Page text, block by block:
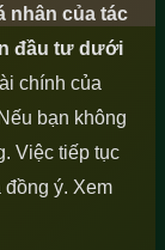
nhân của tác
đầu tư dưới
chính của
bạn không
Việc tiếp tục
ý. Xem